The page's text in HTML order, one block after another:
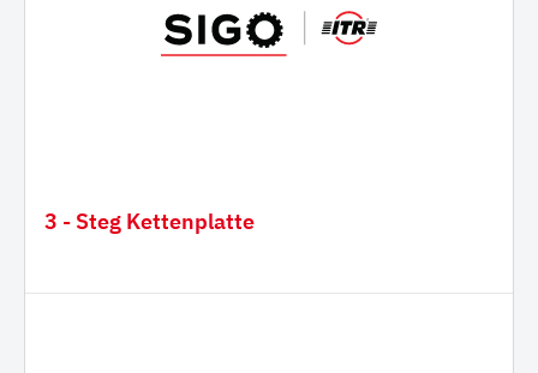
3 - Steg Kettenplatte